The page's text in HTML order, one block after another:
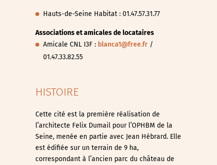
Hauts-de-Seine Habitat : 01.47.57.31.77
Associations et amicales de locataires
Amicale CNL I3F : blanca1@free.fr /
01.47.33.82.55
HISTOIRE
Cette cité est la première réalisation de
l’architecte Felix Dumail pour l’OPHBM de la
Seine, menée en partie avec Jean Hébrard. Elle
est édifiée sur un terrain de 9 ha,
correspondant à l’ancien parc du château de